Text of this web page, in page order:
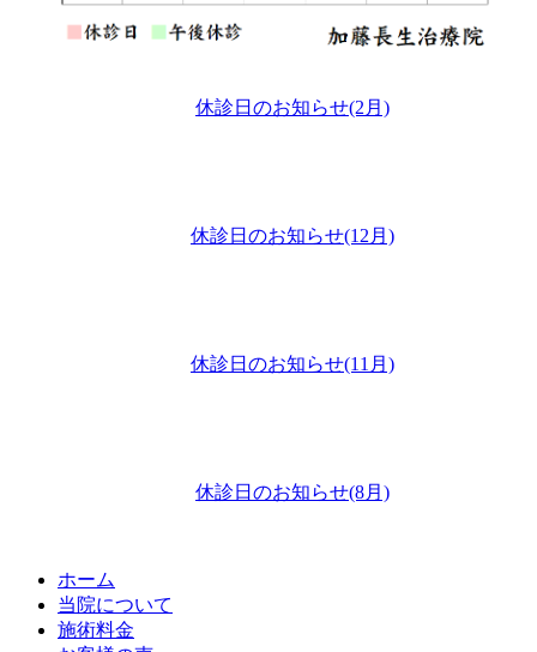
休診日のお知らせ(2月)
休診日のお知らせ(12月)
休診日のお知らせ(11月)
休診日のお知らせ(8月)
ホーム
当院について
施術料金